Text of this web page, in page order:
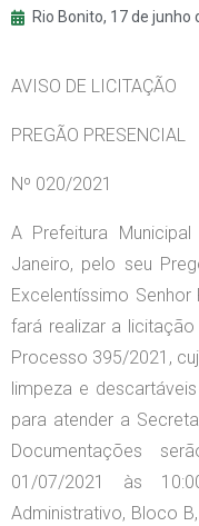
Rio Bonito, 17 de junho
AVISO DE LICITAÇÃO
PREGÃO PRESENCIAL
Nº 020/2021
A Prefeitura
Janeiro, pelo seu
Excelentíssimo
fará realizar a
Processo 395/2021,
limpeza e
para atender a
Documentações
01/07/2021 às
Administrativo, Bloco